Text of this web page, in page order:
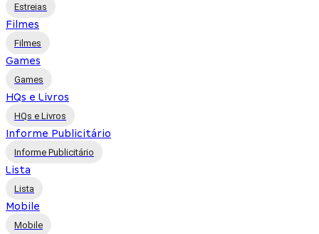
Estreias
Filmes
Filmes
Games
Games
HQs e Livros
HQs e Livros
Informe Publicitário
Informe Publicitário
Lista
Lista
Mobile
Mobile